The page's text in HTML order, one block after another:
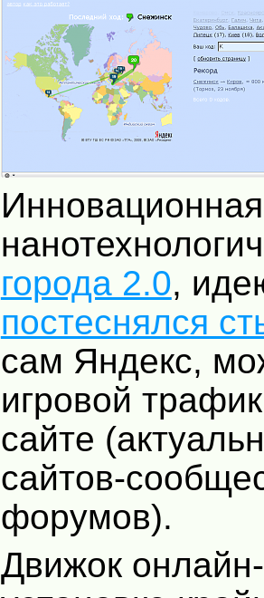
Инновационная
города 2.0,
постеснялся
сам Яндекс,
игровой
сайте
сайтов-
форумов).
Движок